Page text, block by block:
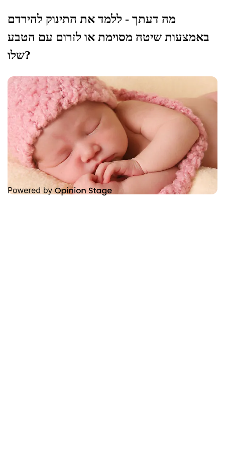
מה דעתך - ללמד את התינוק להירדם
באמצעות שיטה מסוימת או לזרום עם הטבע
שלו?